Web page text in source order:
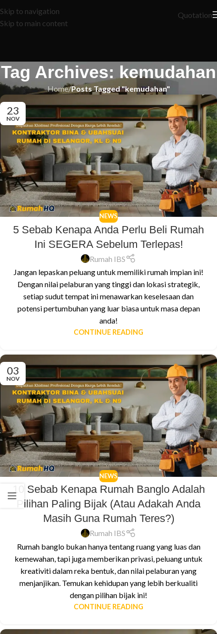
Skip to navigation
Skip to main content
Quotation
Tag Archives: kemudahan
Home/Posts Tagged "kemudahan"
23
NOV
NEWS
5 Sebab Kenapa Anda Perlu Beli Rumah
Ini SEGERA Sebelum Terlepas!
Rumah IBS
Jangan lepaskan peluang untuk memiliki rumah impian ini!
Dengan nilai pelaburan yang tinggi dan lokasi strategik,
setiap sudut tempat ini menawarkan keselesaan dan
potensi pertumbuhan yang luar biasa untuk masa depan
anda!
CONTINUE READING
03
NOV
NEWS
10 Sebab Kenapa Rumah Banglo Adalah
Pilihan Paling Bijak (Atau Adakah Anda
Masih Guna Rumah Teres?)
Rumah IBS
Rumah banglo bukan hanya tentang ruang yang luas dan
kemewahan, tapi juga memberikan privasi, peluang untuk
kreativiti dalam reka bentuk, dan nilai pelaburan yang
menjanjikan. Temukan kehidupan yang lebih berkualiti
dengan pilihan bijak ini!
CONTINUE READING